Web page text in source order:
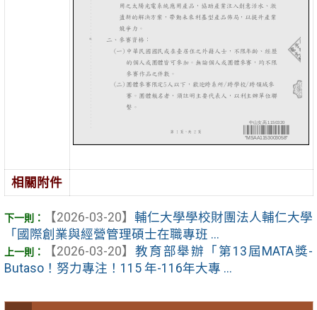
相關附件
【2026-03-20】 輔仁大學學校財團法人輔仁大學
「國際創業與經營管理碩士在職專班 ...
【2026-03-20】 教育部舉辦「第13屆MATA獎-
Butaso！努力專注！115 年-116年大專 ...